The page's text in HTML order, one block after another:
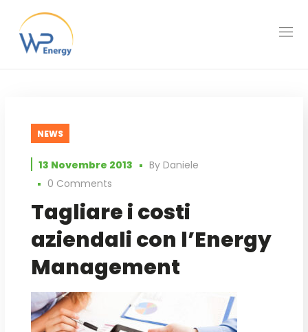
NEWS
13 Novembre 2013 ByDaniele
0 Comments
Tagliare i costi
aziendali con l’Energy
Management